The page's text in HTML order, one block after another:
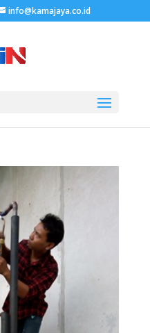
info@kamajaya.co.id